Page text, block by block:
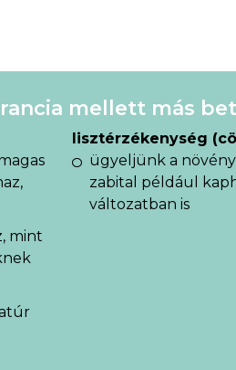
mellett más
mint
lisztérzékenység
ügyeljünk a
zabital például
változatban is